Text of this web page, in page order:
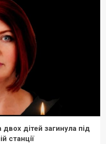
дітей загинула під
станції